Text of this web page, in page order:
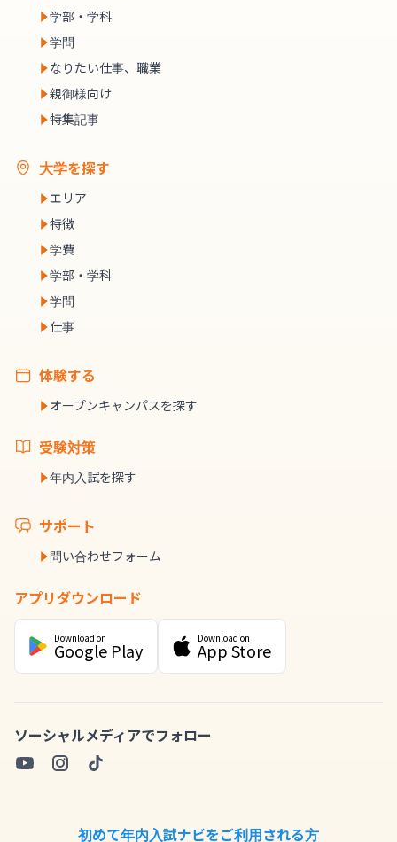
学部・学科
学問
なりたい仕事、職業
親御様向け
特集記事
大学を探す
エリア
特徴
学費
学部・学科
学問
仕事
体験する
オープンキャンパスを探す
受験対策
年内入試を探す
サポート
問い合わせフォーム
アプリダウンロード
Download on
Google Play
Download on
App Store
ソーシャルメディアでフォロー
初めて年内入試ナビをご利用される方